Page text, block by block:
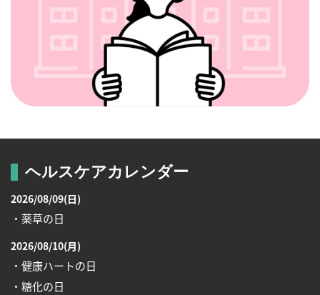
ヘルスケアカレンダー
2026/08/09(日)
・薬草の日
2026/08/10(月)
・健康ハートの日
・糖化の日